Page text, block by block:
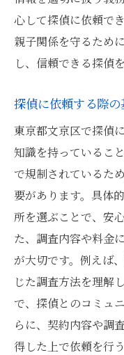
心して探偵に依頼で
親子関係を守るため
し、信頼できる探偵
探偵に依頼する際
東京都文京区で探偵
知識を持っているこ
で規制されているた
要があります。具体
所を選ぶことで、安
た、調査内容や料金
が大切です。例えば
じた調査方法を理解
で、探偵とのコミュ
らに、契約内容や調
得した上で依頼を行